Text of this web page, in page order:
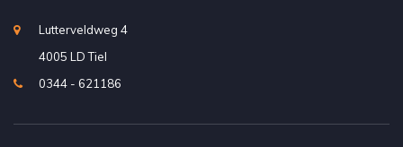
Lutterveldweg 4
4005 LD Tiel
0344 - 621186